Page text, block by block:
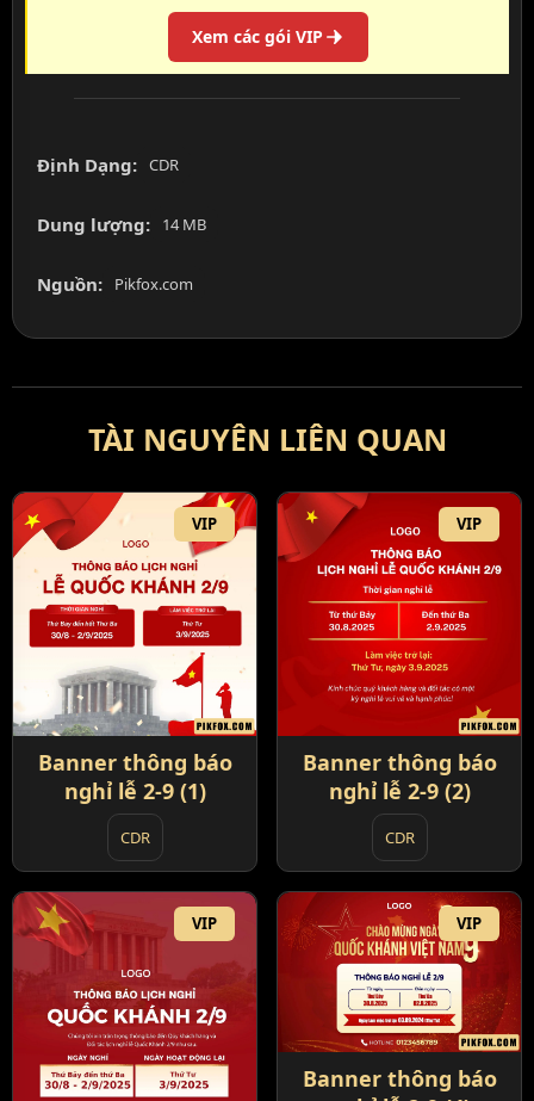
Xem các gói VIP
Định Dạng: CDR
Dung lượng: 14 MB
Nguồn: Pikfox.com
TÀI NGUYÊN LIÊN QUAN
VIP
Banner thông báo
nghỉ lễ 2-9 (1)
CDR
VIP
Banner thông báo
nghỉ lễ 2-9 (2)
CDR
VIP VIP
Banner thông báo